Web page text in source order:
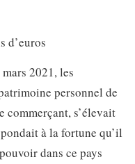
d’euros
2021, les
personnel de
s’élevait
à la fortune qu’il
dans ce pays